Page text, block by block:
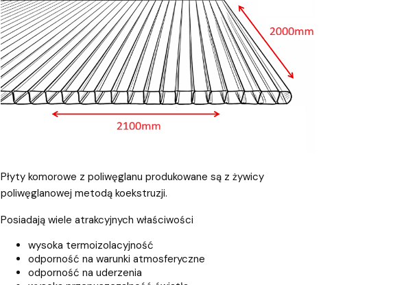
Płyty komorowe z poliwęglanu produkowane są z żywicy
poliwęglanowej metodą koekstruzji.
Posiadają wiele atrakcyjnych właściwości
wysoka termoizolacyjność
odporność na warunki atmosferyczne
odporność na uderzenia